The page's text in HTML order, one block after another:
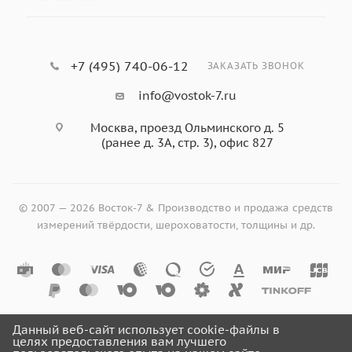
+7 (495) 740-06-12 ЗАКАЗАТЬ ЗВОНОК
info@vostok-7.ru
Москва, проезд Ольминского д. 5
(ранее д. 3А, стр. 3), офис 827
© 2007 — 2026 Восток-7 & Производство и продажа средств
измерений твёрдости, шероховатости, толщины и др.
Данный веб-сайт использует cookie-файлы в
целях предоставления вам лучшего